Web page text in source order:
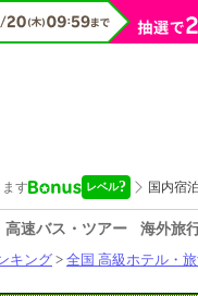
高速バス・ツアー
海外旅
キング > 全国 高級ホテル・